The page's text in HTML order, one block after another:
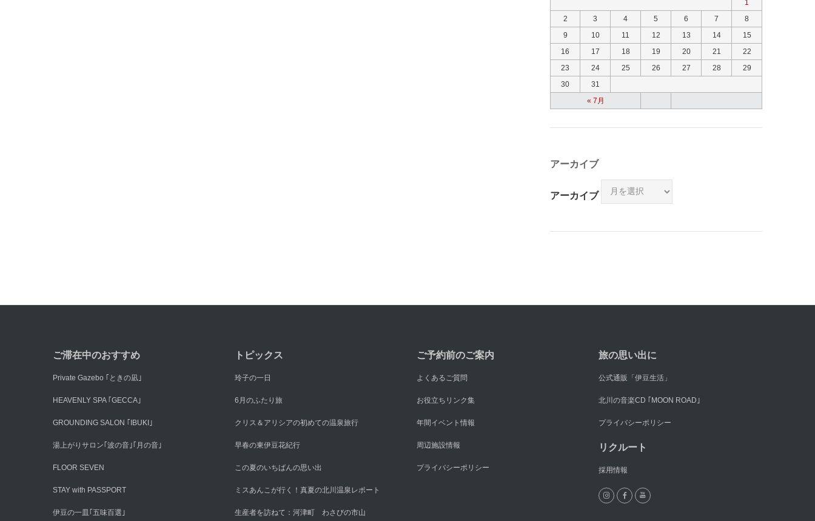
« 7月
1
2
3 4 5 6 7
8
9
10 11 12 13 14
15
16
17 18 19 20 21
22
23
24 25 26 27 28
29
30
31
アーカイブ
アーカイブ
ご滞在中のおすすめ
Private Gazebo ｢ときの凪｣
HEAVENLY SPA ｢GECCA｣
GROUNDING SALON ｢IBUKI｣
湯上がりサロン｢波の音｣｢月の音｣
FLOOR SEVEN
STAY with PASSPORT
伊豆の一皿｢五味百選｣
トピックス
玲子の一日
6月のふたり旅
クリス＆アリシアの初めての温泉旅行
早春の東伊豆花紀行
この夏のいちばんの思い出
ミスあんこが行く！真夏の北川温泉レポート
生産者を訪ねて：河津町 わさびの市山
ご予約前のご案内
よくあるご質問
お役立ちリンク集
年間イベント情報
周辺施設情報
プライバシーポリシー
旅の思い出に
公式通販「伊豆生活」
北川の音楽CD ｢MOON ROAD｣
プライバシーポリシー
リクルート
採用情報